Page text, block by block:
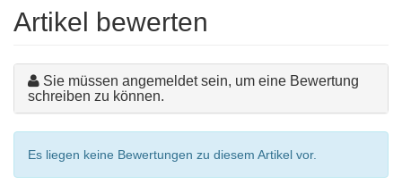
Artikel bewerten
Sie müssen angemeldet sein, um eine Bewertung
schreiben zu können.
Es liegen keine Bewertungen zu diesem Artikel vor.